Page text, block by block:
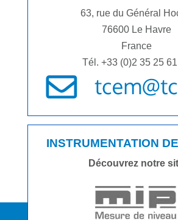
63, rue du Général
76600 Le Havre
France
Tél. +33 (0)2 35 25
INSTRUMENTATION
Découvrez notre